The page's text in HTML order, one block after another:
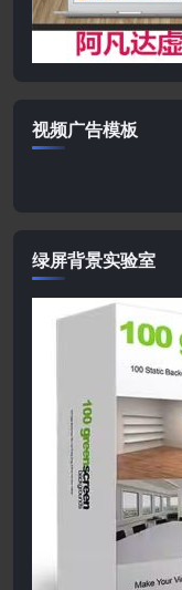
视频广告模板
绿屏背景实验室